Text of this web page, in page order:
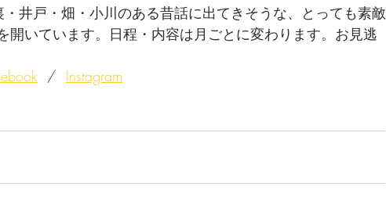
井戸・畑・小川のある昔話に出てきそうな、とっても素敵
開いています。日程・内容は月ごとに変わります。お見逃
  /
Instagram